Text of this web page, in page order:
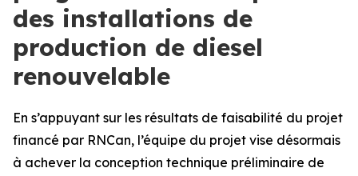
des installations de
production de diesel
renouvelable
En s’appuyant sur les résultats de faisabilité du projet
financé par RNCan, l’équipe du projet vise désormais
à achever la conception technique préliminaire de